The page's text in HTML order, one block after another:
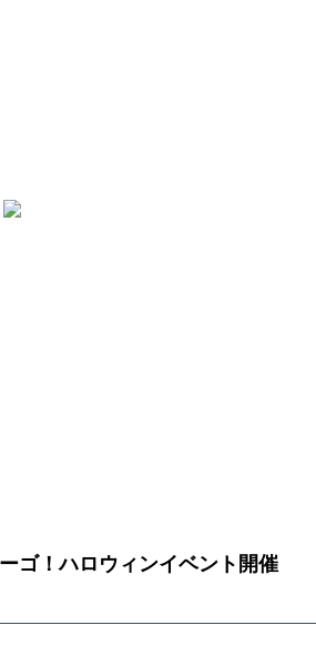
ゴ！ハロウィンイベント開催